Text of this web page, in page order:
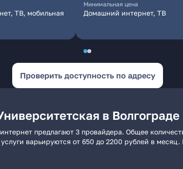
ТВ, мобильная
Минимальная цена
Домашний интернет, ТВ
Проверить доступность по адресу
в Волгограде
предлагают 3 провайдера. Общее
варьируются от 650 до 2200 рублей в